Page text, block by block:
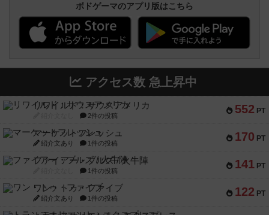
ボドゲーマのアプリ版はこちら
アクセス数 急上昇中
552 PT
リワイルド：サウスアメリカ
2件の投稿
170 PT
マーケットフレッシュ
紹介文あり 1件の投稿
141 PT
ファイアー・ブルズ / 火牛陣
1件の投稿
122 PT
ワン・トゥ・ファイブ
紹介文あり 1件の投稿